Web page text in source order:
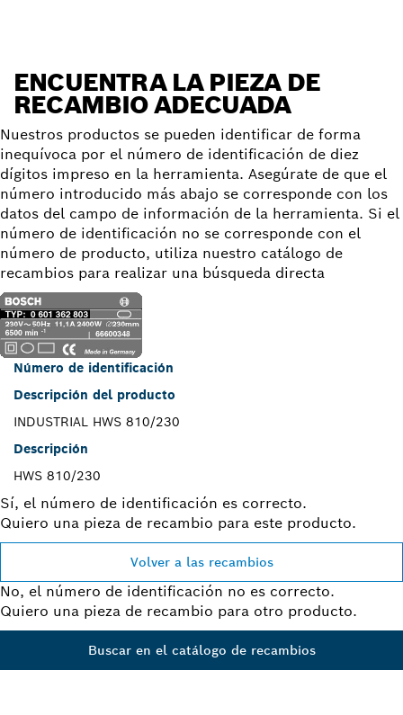
ENCUENTRA LA PIEZA DE
RECAMBIO ADECUADA
Nuestros productos se pueden identificar de forma
inequívoca por el número de identificación de diez
dígitos impreso en la herramienta. Asegúrate de que el
número introducido más abajo se corresponde con los
datos del campo de información de la herramienta. Si el
número de identificación no se corresponde con el
número de producto, utiliza nuestro catálogo de
recambios para realizar una búsqueda directa
Número de identificación
Descripción del producto
INDUSTRIAL HWS 810/230
Descripción
HWS 810/230
Sí, el número de identificación es correcto.
Quiero una pieza de recambio para este producto.
Volver a las recambios
No, el número de identificación no es correcto.
Quiero una pieza de recambio para otro producto.
Buscar en el catálogo de recambios